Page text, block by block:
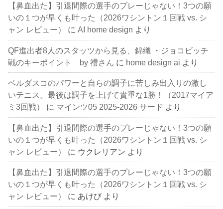
【鼻血出た】引退間際の選手のプレーじゃない！3つの願
いの１つが早くも叶った（2026ワシントン１回戦 vs. シ
ャン レビュー）
にAI home design より
QF進出者8人のスタッツから見る、錦織 ・ジョコビッチ
戦のキーポイント by 禮さん に home design ai より
ベルダスコのパワーと自らの調子に苦しみ出入りの激し
いテニス。最後は調子を上げて貴重な1勝！（2017マイア
ミ3回戦）
に マインツ05 2025-2026 サード より
【鼻血出た】引退間際の選手のプレーじゃない！3つの願
いの１つが早くも叶った（2026ワシントン１回戦 vs. シ
ャン レビュー）
に ウクレリアン より
【鼻血出た】引退間際の選手のプレーじゃない！3つの願
いの１つが早くも叶った（2026ワシントン１回戦 vs. シ
ャン レビュー）
に あけび より